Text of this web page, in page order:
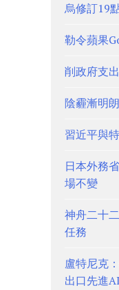
烏修訂19
勒令蘋果
削政府支
陰霾漸明
習近平與
日本外務
場不變
神舟二十
任務
盧特尼克
出口先進